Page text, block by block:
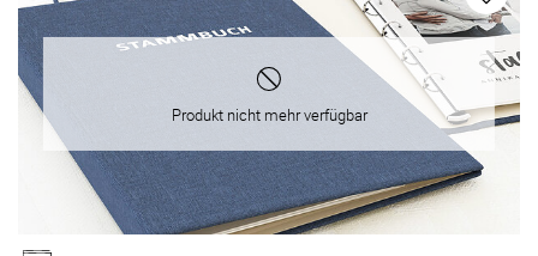
Produkt nicht mehr verfügbar